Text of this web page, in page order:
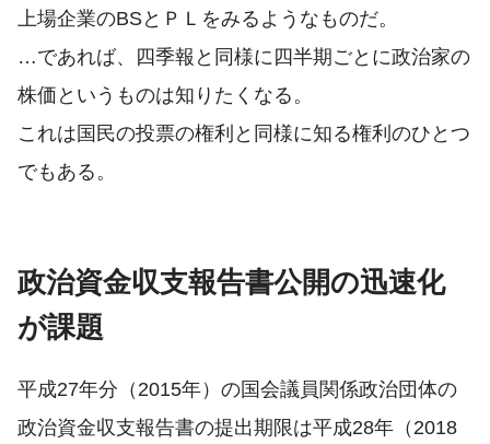
上場企業のBSとＰＬをみるようなものだ。
…であれば、四季報と同様に四半期ごとに政治家の
株価というものは知りたくなる。
これは国民の投票の権利と同様に知る権利のひとつ
でもある。
政治資金収支報告書公開の迅速化
が課題
平成27年分（2015年）の国会議員関係政治団体の
政治資金収支報告書の提出期限は平成28年（2018